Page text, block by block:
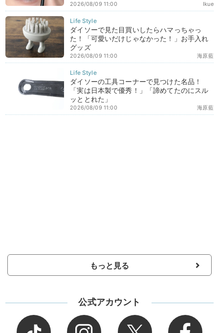
Ikue
2026/08/09 11:00
ダイソーで見た目買いしたらハマっちゃっ
た！「可愛いだけじゃなかった！」お手入れ
グッズ
海原藍
2026/08/09 11:00
ダイソーの工具コーナーで見つけた名品！
「実は日本製で優秀！」「諦めてたのにスル
ッととれた」
海原藍
2026/08/09 11:00
もっと見る
公式アカウント